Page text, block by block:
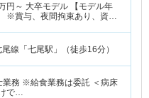
円～ 大卒モデル 【モデル年
賞与、夜間拘束あり、資格
尾線「七尾駅」（徒歩16分）
業務 ※給食業務は委託 ＜病床
だけで…